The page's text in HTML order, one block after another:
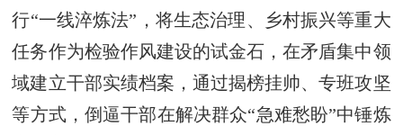
行“一线淬炼法”，将生态治理、乡村振兴等重大
任务作为检验作风建设的试金石，在矛盾集中领
域建立干部实绩档案，通过揭榜挂帅、专班攻坚
等方式，倒逼干部在解决群众“急难愁盼”中锤炼